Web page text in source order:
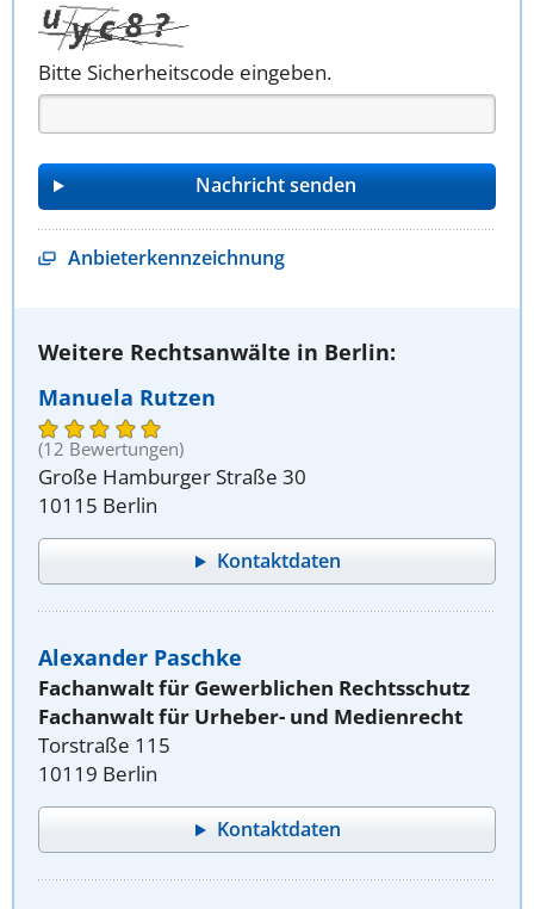
Bitte Sicherheitscode eingeben.
Anbieterkennzeichnung
Weitere Rechtsanwälte in Berlin:
Manuela Rutzen
(12 Bewertungen)
Große Hamburger Straße 30
10115 Berlin
Kontaktdaten
Alexander Paschke
Fachanwalt für Gewerblichen Rechtsschutz
Fachanwalt für Urheber- und Medienrecht
Torstraße 115
10119 Berlin
Kontaktdaten